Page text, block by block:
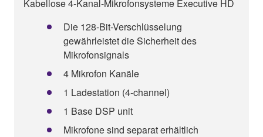
Kabellose 4-Kanal-Mikrofonsysteme Executive HD
Die 128-Bit-Verschlüsselung
gewährleistet die Sicherheit des
Mikrofonsignals
4 Mikrofon Kanäle
1 Ladestation (4-channel)
1 Base DSP unit
Mikrofone sind separat erhältlich